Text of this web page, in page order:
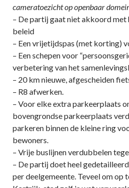
cameratoezicht op openbaar
– De partij gaat niet akkoord met
beleid
– Een vrijetijdspas (met korting)
– Een schepen voor
verbetering van het
– 20 km nieuwe, afgescheiden
– R8 afwerken.
– Voor elke extra parkeerplaats
bovengrondse parkeerplaats
parkeren binnen de kleine ring
bewoners.
– Vrije buslijnen verdubbelen
– De partij doet heel
per deelgemeente. Teveel om op